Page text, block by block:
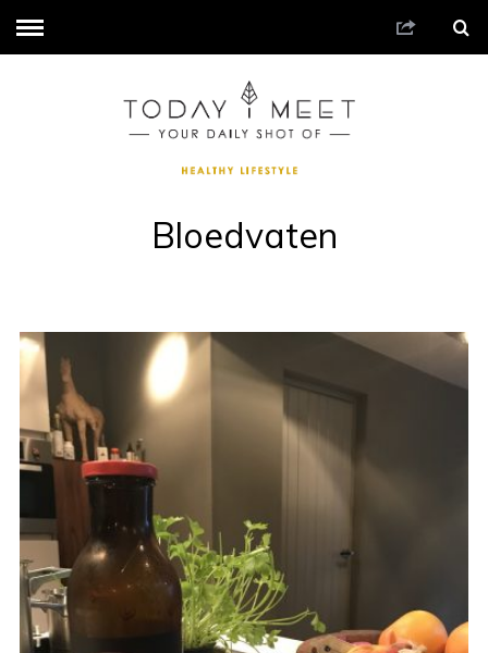
Bloedvaten